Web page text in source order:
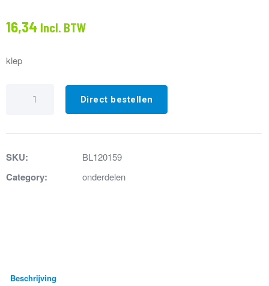
16,34 Incl. BTW
klep
Terugslagklep
Direct bestellen
SKU: BL120159
Category: onderdelen
Beschrijving